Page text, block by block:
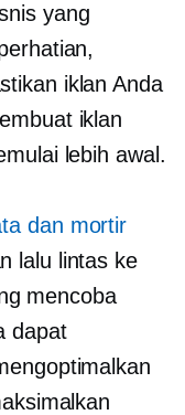
yang
iklan Anda
iklan
lebih awal.
dan mortir
lalu lintas ke
mencoba
dapat